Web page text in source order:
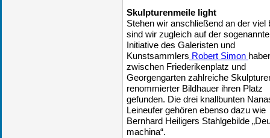
Skulpturenmeile light
Stehen wir anschließend an der
sind wir zugleich auf der
Initiative des Galeristen und
Kunstsammlers Robert Simon
zwischen Friederikenplatz und
Georgengarten zahlreiche
renommierter Bildhauer ihren Platz
gefunden. Die drei knallbunten
Leineufer gehören ebenso dazu wie
Bernhard Heiligers Stahlgebilde
machina“.